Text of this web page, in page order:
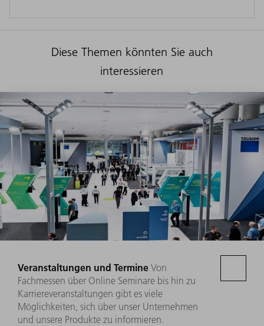
Diese Themen könnten Sie auch
interessieren
Veranstaltungen und Termine Von
Fachmessen über Online Seminare bis hin zu
Karriereveranstaltungen gibt es viele
Möglichkeiten, sich über unser Unternehmen
und unsere Produkte zu informieren.